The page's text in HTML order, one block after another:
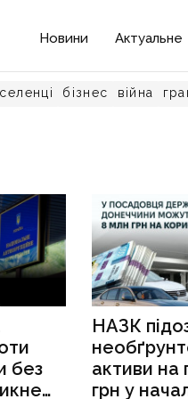
Новини Актуальне
бізнес війна
без
НАЗК
активи на
грн у